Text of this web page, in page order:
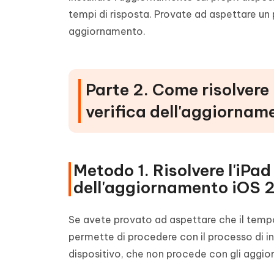
tempi di risposta. Provate ad aspettare
aggiornamento.
Parte 2. Come
verifica
Metodo 1. Risolvere
dell'aggiornamento iOS
Se avete provato ad aspettare che il
permette di procedere con il processo di
dispositivo, che non procede con gli